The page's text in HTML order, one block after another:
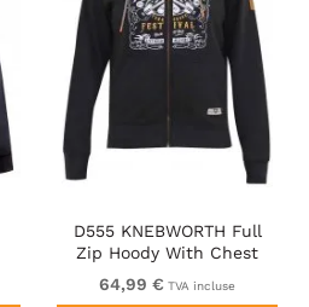
D555 KNEBWORTH Full
Zip Hoody With Chest
Print Black
64,99 € TVA incluse